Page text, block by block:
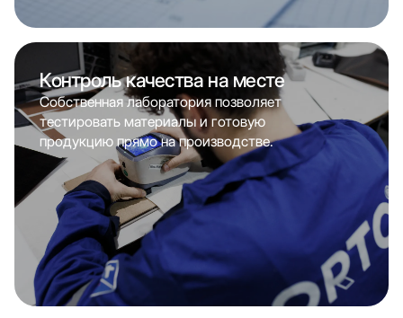
Контроль качества на месте
Собственная лаборатория позволяет
тестировать материалы и готовую
продукцию прямо на производстве.